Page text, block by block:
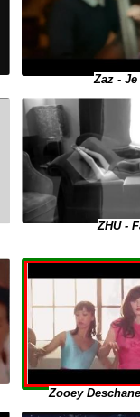
Zaz -
ZHU -
Zooey